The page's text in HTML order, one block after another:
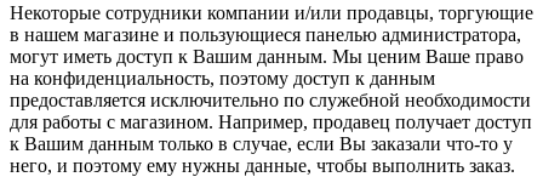
Некоторые сотрудники компании и/или продавцы, торгующие
в нашем магазине и пользующиеся панелью администратора,
могут иметь доступ к Вашим данным. Мы ценим Ваше право
на конфиденциальность, поэтому доступ к данным
предоставляется исключительно по служебной необходимости
для работы с магазином. Например, продавец получает доступ
к Вашим данным только в случае, если Вы заказали что-то у
него, и поэтому ему нужны данные, чтобы выполнить заказ.